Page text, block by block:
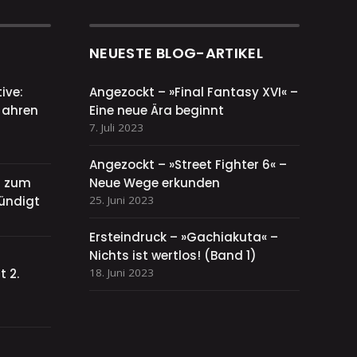
zum
2.
NEUESTE BLOG-ARTIKEL
Angezockt – »Final Fantasy XVI« –
Eine neue Ära beginnt
7. Juli 2023
Angezockt – »Street Fighter 6« –
Neue Wege erkunden
25. Juni 2023
Ersteindruck – »Gachiakuta« –
Nichts ist wertlos! (Band 1)
18. Juni 2023